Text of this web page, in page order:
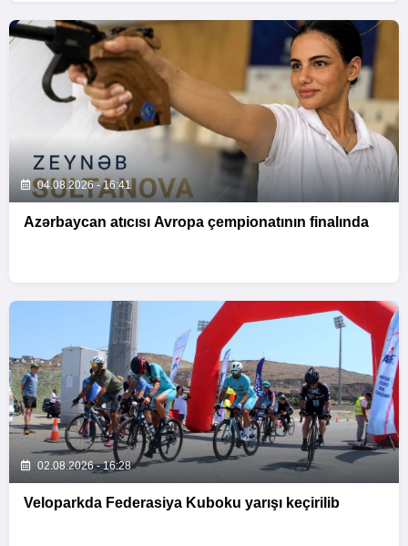
04.08.2026 - 16:41
Azərbaycan atıcısı Avropa çempionatının finalında
02.08.2026 - 16:28
Veloparkda Federasiya Kuboku yarışı keçirilib